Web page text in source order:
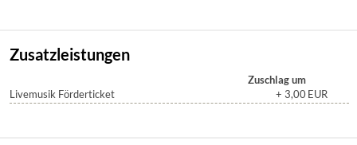
Zusatzleistungen
Zuschlag um
Livemusik Förderticket
+ 3,00EUR